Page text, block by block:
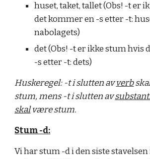
huset, taket, tallet (Obs! -t er
det kommer en -s etter -t:
nabolagets)
det(Obs! -t er ikke stum hvis
-s etter -t:dets)
Huskeregel: -t i slutten avverb
stum, mens -t i slutten av
skalvære stum.
Stum -d:
Vi har stum -d i den siste